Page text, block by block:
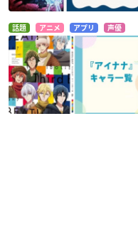
話題 アニメ アプリ 声優